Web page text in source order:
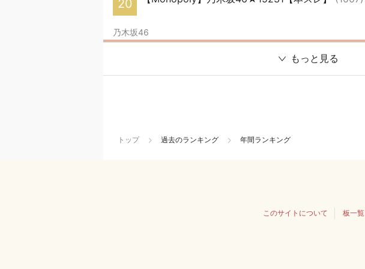
20
乃木坂46
もっと見る
トップ 過去のランキング 年間ランキング
このサイトについて 板一覧